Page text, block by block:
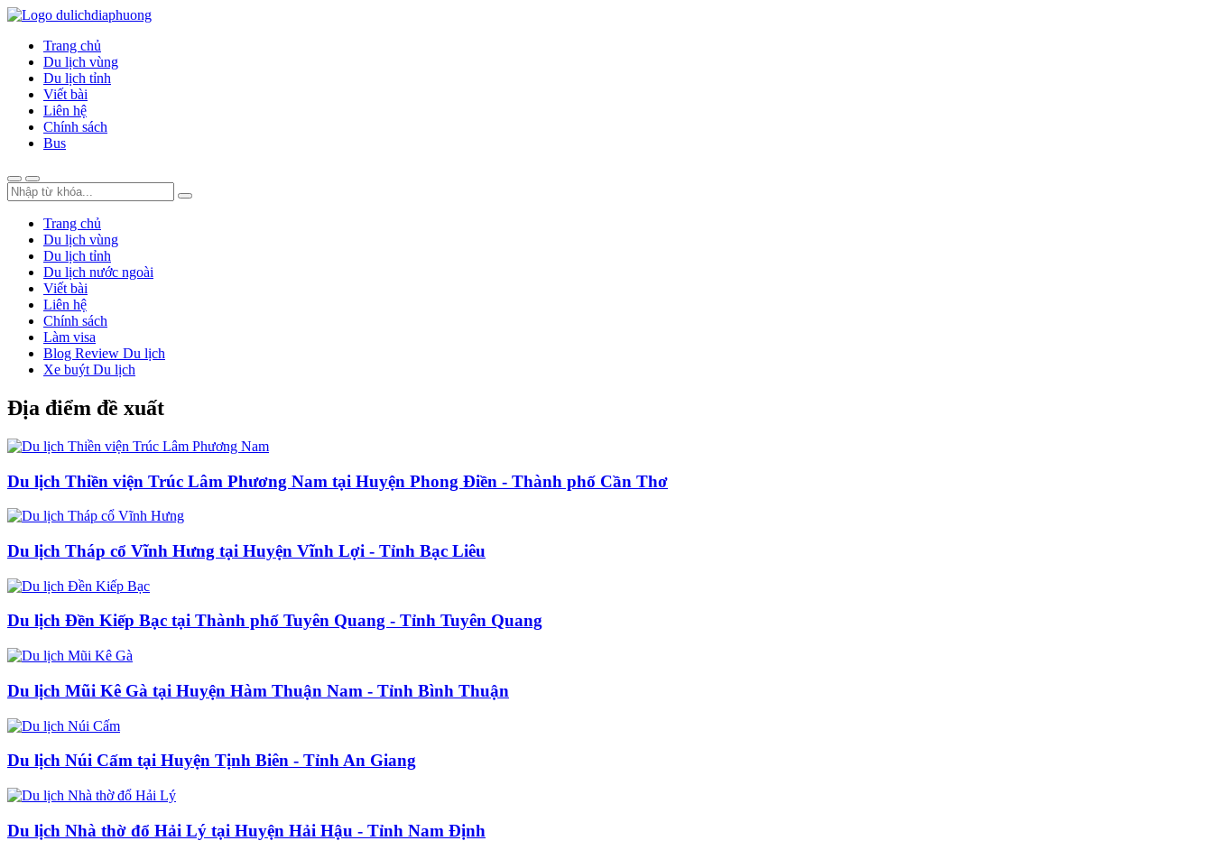
Trang chủ
Du lịch vùng
Du lịch tỉnh
Viết bài
Liên hệ
Chính sách
Bus
Trang chủ
Du lịch vùng
Du lịch tỉnh
Du lịch nước ngoài
Viết bài
Liên hệ
Chính sách
Làm visa
Blog Review Du lịch
Xe buýt Du lịch
Địa điểm đề xuất
Du lịch Thiền viện Trúc Lâm Phương Nam tại Huyện Phong Điền - Thành phố Cần Thơ
Du lịch Tháp cổ Vĩnh Hưng tại Huyện Vĩnh Lợi - Tỉnh Bạc Liêu
Du lịch Đền Kiếp Bạc tại Thành phố Tuyên Quang - Tỉnh Tuyên Quang
Du lịch Mũi Kê Gà tại Huyện Hàm Thuận Nam - Tỉnh Bình Thuận
Du lịch Núi Cấm tại Huyện Tịnh Biên - Tỉnh An Giang
Du lịch Nhà thờ đổ Hải Lý tại Huyện Hải Hậu - Tỉnh Nam Định